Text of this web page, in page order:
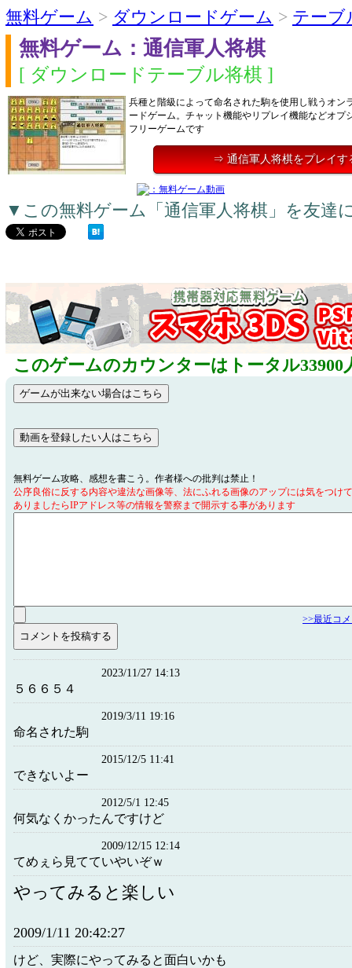
無料ゲーム > ダウンロードゲーム > テーブ
無料ゲーム：通信軍人将棋
[ ダウンロードテーブル将棋 ]
兵種と階級によって命名された駒を使用し戦うオン
ードゲーム。チャット機能やリプレイ機能などオプ
フリーゲームです
⇒ 通信軍人将棋をプレイす
▼この無料ゲーム「通信軍人将棋」を友達
このゲームのカウンターはトータル33900
無料ゲーム攻略、感想を書こう。作者様への批判は禁止！
公序良俗に反する内容や違法な画像等、法にふれる画像のアップには気をつけ
ありましたらIPアドレス等の情報を警察まで開示する事があります
>>最近コ
2023/11/27 14:13
５６６５４
2019/3/11 19:16
命名された駒
2015/12/5 11:41
できないよー
2012/5/1 12:45
何気なくかったんですけど
2009/12/15 12:14
てめぇら見てていやいぞｗ
やってみると楽しい
2009/1/11 20:42:27
けど、実際にやってみると面白いかも